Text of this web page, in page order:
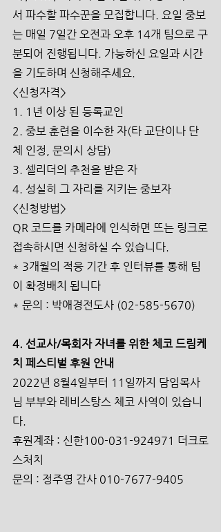
서 파수할 파수꾼을 모집합니다. 요일 중보
는 매일 7일간 오전과 오후 14개 팀으로 구
분되어 진행됩니다. 가능하신 요일과 시간
을 기도하며 신청해주세요.
<신청자격>
1. 1년 이상 된 등록교인
2. 중보 훈련을 이수한 자(타 교단이나 단
체 인정, 문의시 상담)
3. 셀리더의 추천을 받은 자
4. 성실히 그 자리를 지키는 중보자
<신청방법>
QR 코드를 카메라에 인식하면 뜨는 링크로
접속하시면 신청하실 수 있습니다.
* 3개월의 적응 기간 후 인터뷰를 통해 팀
이 확정배치 됩니다
* 문의 : 박애경전도사 (02-585-5670)
4. 선교사/목회자 자녀를 위한 체코 드림케
치 페스티벌 후원 안내
2022년 8월4일부터 11일까지 담임목사
님 부부와 레비스탕스 체코 사역이 있습니
다.
후원계좌 : 신한100-031-924971 더크로
스처치
문의 : 정주영 간사 010-7677-9405